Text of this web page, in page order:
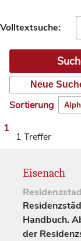
Volltextsuche:
Neue
Sortierung
1
1 Treffer
Eisenach
Handbuch.
der